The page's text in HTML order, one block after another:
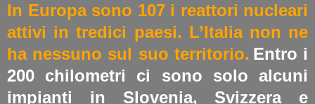
In Europa sono 107 i reattori nucleari
attivi in tredici paesi. L’Italia non ne
ha nessuno sul suo territorio. Entro i
200 chilometri ci sono solo alcuni
impianti in Slovenia, Svizzera e